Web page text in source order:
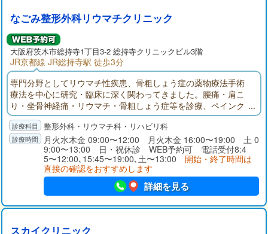
なごみ整形外科リウマチクリニック
大阪府茨木市総持寺1丁目3-2 総持寺クリニックビル3階
JR京都線 JR総持寺駅 徒歩3分
専門分野としてリウマチ性疾患、骨粗しょう症の薬物療法手術
療法を中心に研究・臨床に深く関わってきました。腰痛・肩こ
り・坐骨神経痛・リウマチ・骨粗しょう症等を診療、ペインク
リニック、小児整形、スポーツ整形外科にも対応します。最新
のリハビリ機器、理学療法士による運動指導に力を入れ、身体
の健康に不安なく充実した人生を送れることを願っています。
整形外科・リウマチ科・リハビリ科
月火水木金 09:00〜12:00 月火木金 16:00〜19:00 土 0
9:00〜13:00 日・祝休診 WEB予約可 電話受付8:4
5〜12:00､15:45〜19:00､土〜13:00 開始・終了時間は
直接の確認をおすすめします
詳細を見る
スカイクリニック